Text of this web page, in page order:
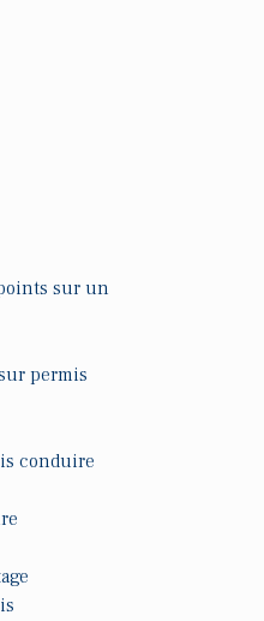
sur un
permis
conduire